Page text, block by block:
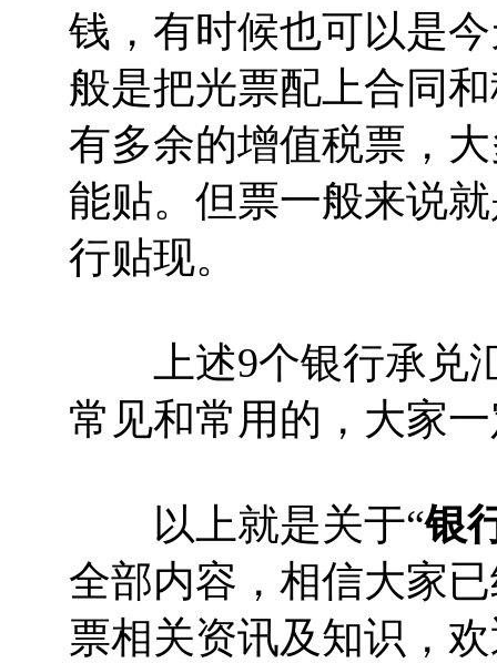
钱，有时候也可以是
般是把光票配上合同
有多余的增值税票，
能贴。但票一般来说
行贴现。
上述9个银行承兑汇
常见和常用的，大家
以上就是关于“银
全部内容，相信大家
票相关资讯及知识，